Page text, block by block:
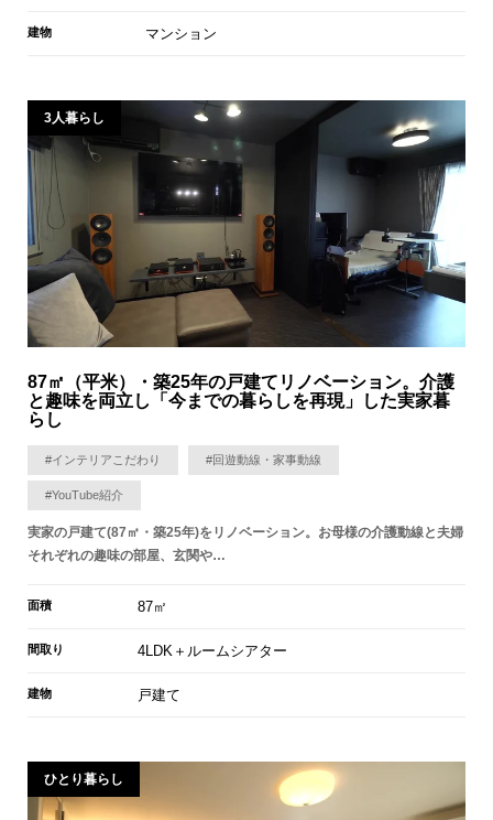
建物 マンション
3人暮らし
87㎡（平米）・築25年の戸建てリノベーション。介護
と趣味を両立し「今までの暮らしを再現」した実家暮
らし
#インテリアこだわり #回遊動線・家事動線
#YouTube紹介
実家の戸建て(87㎡・築25年)をリノベーション。お母様の介護動線と夫婦
それぞれの趣味の部屋、玄関や…
面積 87㎡
間取り 4LDK＋ルームシアター
建物 戸建て
ひとり暮らし